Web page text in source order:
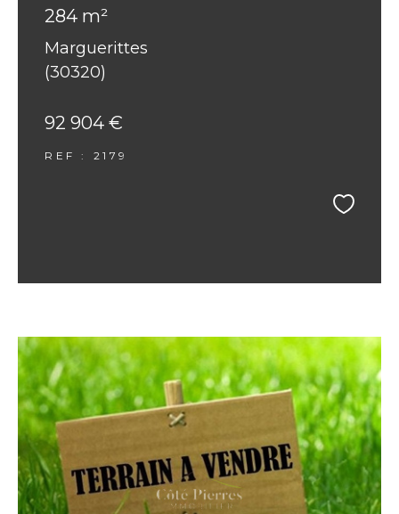
284 m²
Marguerittes
(30320)
92 904 €
REF : 2179